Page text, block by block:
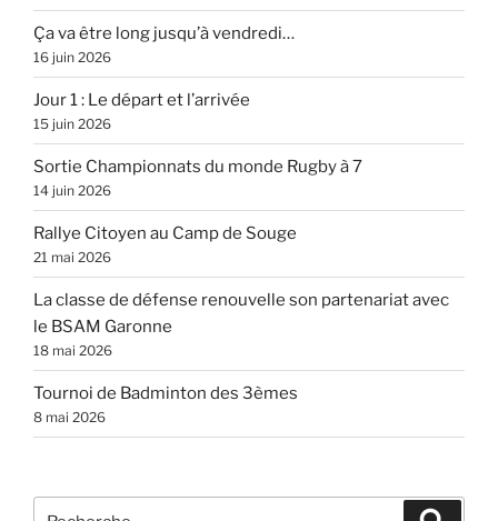
Ça va être long jusqu’à vendredi…
16 juin 2026
Jour 1 : Le départ et l’arrivée
15 juin 2026
Sortie Championnats du monde Rugby à 7
14 juin 2026
Rallye Citoyen au Camp de Souge
21 mai 2026
La classe de défense renouvelle son partenariat avec
le BSAM Garonne
18 mai 2026
Tournoi de Badminton des 3èmes
8 mai 2026